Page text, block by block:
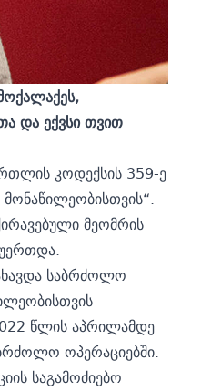
და ექვსი თვით
კოდექსის 359-ე
მონაწილეობისთვის“.
მეომრის
საბრძოლო
წლის აპრილამდე
ოპერაციებში.
საგამოძიებო